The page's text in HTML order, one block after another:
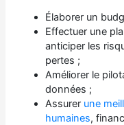
Élaborer un
Effectuer une
anticiper les
pertes ;
Améliorer le
données ;
Assurer une
humaines,